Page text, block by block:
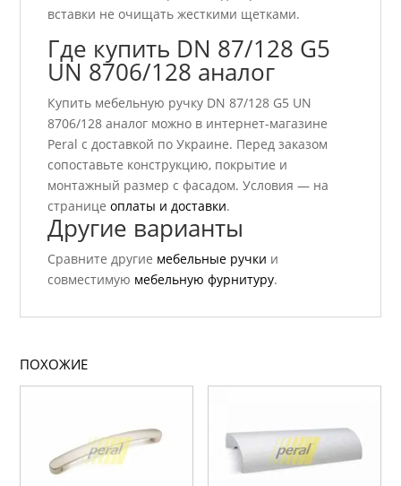
вставки не очищать жесткими щетками.
Где купить DN 87/128 G5
UN 8706/128 аналог
Купить мебельную ручку DN 87/128 G5 UN
8706/128 аналог можно в интернет-магазине
Peral с доставкой по Украине. Перед заказом
сопоставьте конструкцию, покрытие и
монтажный размер с фасадом. Условия — на
страницеоплаты и доставки.
Другие варианты
Сравните другие мебельные ручки и
совместимую мебельную фурнитуру.
ПОХОЖИЕ